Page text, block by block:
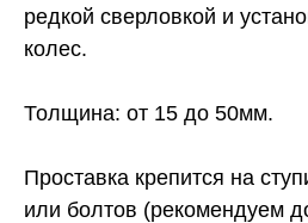
редкой сверловкой и
колес.
Толщина: от 15 до 50мм.
Проставка крепится на
или болтов (рекомендуем